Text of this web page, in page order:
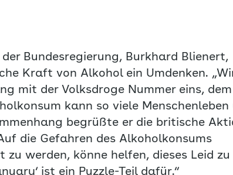
Bundesregierung, Burkhard Blienert,
Kraft von Alkohol ein Umdenken.
mit der Volksdroge Nummer eins, dem
kann so viele Menschenleben
begrüßte er die britische
die Gefahren des Alkoholkonsums
werden, könne helfen, dieses Leid zu
ist ein Puzzle-Teil dafür.“